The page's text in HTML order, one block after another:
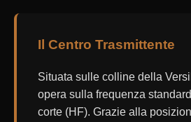
CODICE
AUDIO
Il Centro Trasmittente
Situata sulle colline della
opera sulla frequenza
corte (HF). Grazie alla